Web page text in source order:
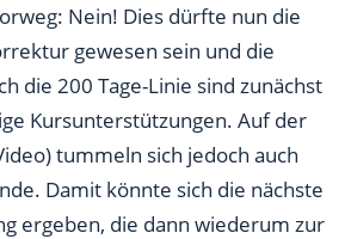
Nein! Dies dürfte nun die
gewesen sein und die
die 200 Tage-Linie sind zunächst
Kursunterstützungen. Auf der
tummeln sich jedoch auch
Damit könnte sich die nächste
ergeben, die dann wiederum zur